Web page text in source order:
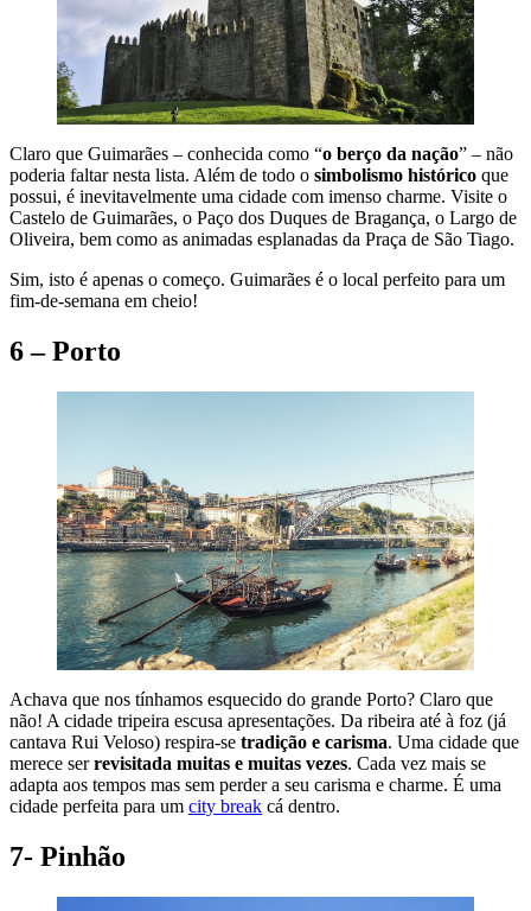
Claro que Guimarães – conhecida como “o berço da nação” – não
poderia faltar nesta lista. Além de todo o simbolismo histórico que
possui, é inevitavelmente uma cidade com imenso charme. Visite o
Castelo de Guimarães, o Paço dos Duques de Bragança, o Largo de
Oliveira, bem como as animadas esplanadas da Praça de São Tiago.
Sim, isto é apenas o começo. Guimarães é o local perfeito para um
fim-de-semana em cheio!
6 – Porto
Achava que nos tínhamos esquecido do grande Porto? Claro que
não! A cidade tripeira escusa apresentações. Da ribeira até à foz (já
cantava Rui Veloso) respira-se tradição e carisma. Uma cidade que
merece serrevisitada muitas e muitas vezes. Cada vez mais se
adapta aos tempos mas sem perder a seu carisma e charme. É uma
cidade perfeita para um city break cá dentro.
7- Pinhão